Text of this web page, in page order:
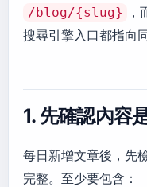
/blog/{slug}
搜尋引擎入口都指向
1. 先確認內容
每日新增文章後，
完整。至少要包含：